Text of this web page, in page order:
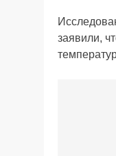
заявили,